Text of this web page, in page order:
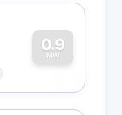
0.9
MW
0